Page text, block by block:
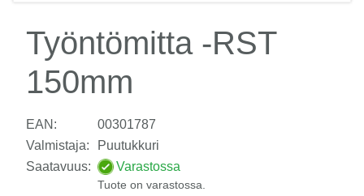
Työntömitta -RST
150mm
EAN:
00301787
Valmistaja:
Puutukkuri
Saatavuus:
Varastossa
Tuote on varastossa.